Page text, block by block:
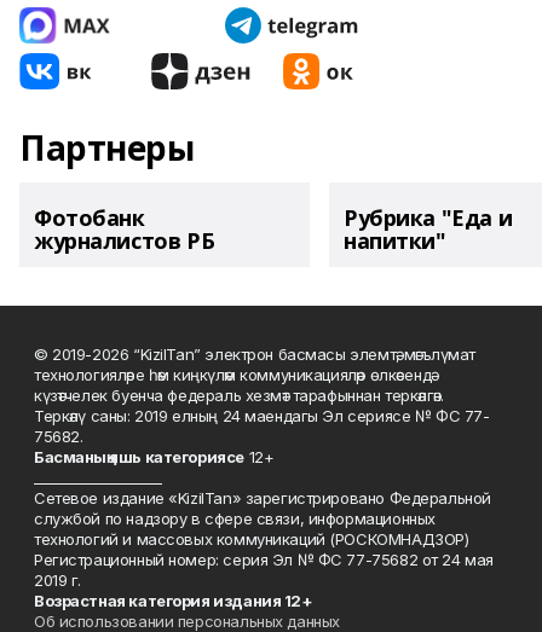
Партнеры
Фотобанк
журналистов РБ
Рубрика "Еда и
напитки"
© 2019-2026 “KizilTan” электрон басмасы элемтә, мәгълүмат
технологияләре һәм киңкүләм коммуникацияләр өлкәсендә
күзәтчелек буенча федераль хезмәт тарафыннан теркәлгән.
Теркәлү саны: 2019 елның 24 маендагы Эл сериясе № ФС 77-
75682.
Басманың яшь категориясе12+
Сетевое издание «KizilTan» зарегистрировано Федеральной
службой по надзору в сфере связи, информационных
технологий и массовых коммуникаций (РОСКОМНАДЗОР)
Регистрационный номер: серия Эл № ФС 77-75682 от 24 мая
2019 г.
Возрастная категория издания 12+
Об использовании персональных данных